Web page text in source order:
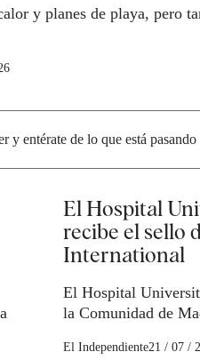
y planes de playa, pero
y entérate de lo que está pasando
El Hospital
recibe el sello
International
El Hospital
la Comunidad de
El Independiente21 / 07 /